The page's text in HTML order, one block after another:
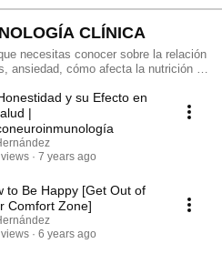
CLÍNICA
necesitas conocer sobre la relación
ansiedad, cómo afecta la nutrición a
y su Efecto en
|
7 years ago
to Be Happy [Get Out of
Comfort Zone]
6 years ago